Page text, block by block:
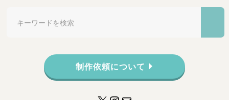
制作依頼について